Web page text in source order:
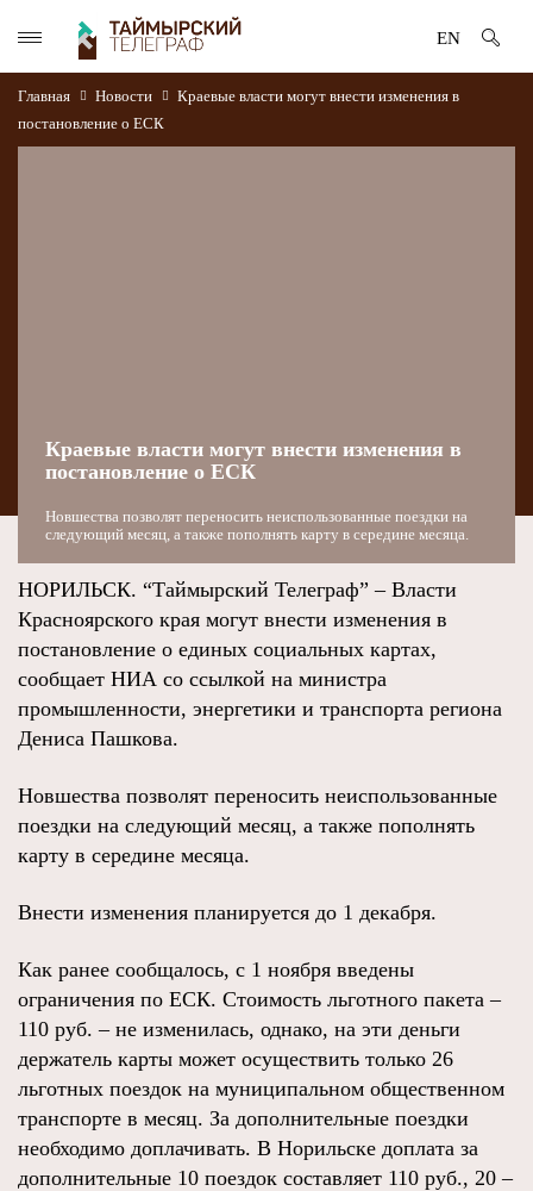
EN
Главная Новости
Краевые власти могут внести изменения в
постановление о ЕСК
Краевые власти могут внести изменения в
постановление о ЕСК
Новшества позволят переносить неиспользованные поездки на
следующий месяц, а также пополнять карту в середине месяца.
НОРИЛЬСК. “Таймырский Телеграф” – Власти
Красноярского края могут внести изменения в
постановление о единых социальных картах,
сообщает НИА со ссылкой на министра
промышленности, энергетики и транспорта региона
Дениса Пашкова.
Новшества позволят переносить неиспользованные
поездки на следующий месяц, а также пополнять
карту в середине месяца.
Внести изменения планируется до 1 декабря.
Как ранее сообщалось, с 1 ноября введены
ограничения по ЕСК. Стоимость льготного пакета –
110 руб. – не изменилась, однако, на эти деньги
держатель карты может осуществить только 26
льготных поездок на муниципальном общественном
транспорте в месяц. За дополнительные поездки
необходимо доплачивать. В Норильске доплата за
дополнительные 10 поездок составляет 110 руб., 20 –